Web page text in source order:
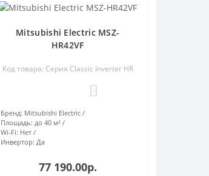
Mitsubishi Electric MSZ-
HR42VF
Код товара: Серия Classic Inverter HR
Бренд: Mitsubishi Electric
Площадь: до 40 м²
Wi-Fi: Нет
Инвертор: Да
77 190.00р.